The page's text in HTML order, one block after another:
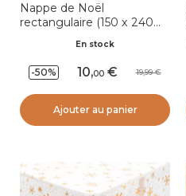
Nappe de Noël
rectangulaire (150 x 240
En stock
-50% 10,00 19,99
Ajouter au panier